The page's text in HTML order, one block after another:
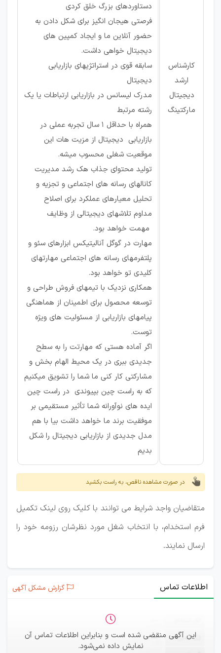
کارشناس
ارشد
دیجیتال
مارکتینگ
دستاوردهای بزرگ خلق کردی
فرصتی هیجان انگیز برای شکل دادن به
حضور آنلاین ما و ایجاد کمپین های
دیجیتال خواهی داشت.
سابقه قوی در استراتژیهای بازاریابی
دیجیتال
مدرک لیسانس در بازاریابی ارتباطات یا یک
رشته مرتبط
همراه با حداقل 1 سال تجربه عملی در
بازاریابی دیجیتال از مزیت هات این
موقعیت شغلی محسوب میشه.
تولید محتوای جذاب هک رشد مدیریت
کانالهای رسانه های اجتماعی و تجزیه و
تحلیل معیارهای عملکرد برای اصلاح
مداوم تلاشهای دیجیتالی از وظایف
مهمت خواهد بود.
مهارت در گوگل آنالیتیکس ابزارهای سئو و
پلتفرمهای رسانه های اجتماعی مهارتهای
کلیدی تو خواهد بود.
همکاری نزدیک با تیمهای فروش طراحی و
توسعه محصول برای اطمینان از هماهنگی
پیامهای بازاریابی از مسئولیت های ویژه
توست.
اگر آماده هستی که مهارتت را به سطح
جدیدی ببری در یک محیط الهام بخش و
مشارکتی کار کنی ما شما را تشویق میکنیم
که به راست چین بپیوندی در راست چین
ایده های نوآورانه شما تأثیر مستقیمی بر
موفقیت برند ما خواهد داشت بیا با هم
مدل جدیدی از بازاریابی دیجیتال را شکل
بدیم
در صورت مشاهده ناقص، به راست بکشید
متقاضیان واجد شرایط می توانند با کلیک روی لینک تکمیل
فرم استخدام، با انتخاب شغل مورد نظرشان رزومه خود را
ارسال نمایند.
اطلاعات تماس گزارش مشکل آگهی
این آگهی منقضی شده است و بنابراین اطلاعات تماس آن
نمایش داده نمی‌شود.
ایمیل —